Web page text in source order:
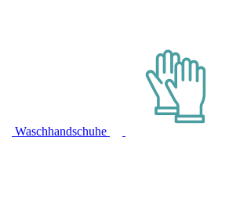
Waschhandschuhe